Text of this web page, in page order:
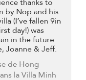
thanks to
by Nop and his
(I’ve fallen 9in
day!) was
in the future
Joanne & Jeff.
de Hong
la Villa Minh